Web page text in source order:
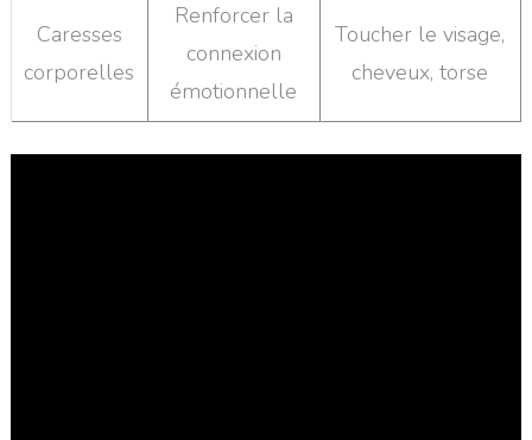
Caresses
corporelles
Renforcer la
connexion
émotionnelle
Toucher le visage,
cheveux, torse